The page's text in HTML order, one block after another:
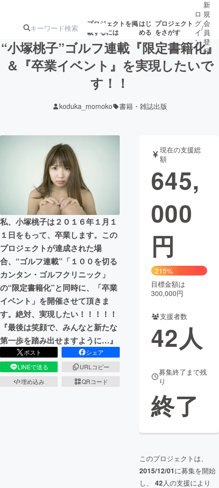
プロジェクトを掲
載するには
はじ
める
プロジェクト
をさがす
注目の新着プロ
ジェクト
募集終了が近いプ
テクノロジー・ガジェット
映像・映画 書籍・雑誌
ビジネス・起業 チャレンジ
まちづくり・地域活性化
CAMPFIRE for Social Good
CAMPFIRE Creation
CAMPFIREふるさと納税machi-ya コミュニティ
ロ
グ
イ
ン
/
新
規
会
員
登
録
“小塚桃子”ゴルフ連載『限定書籍化』
＆『卒業イベント』を実現したいで
す！！
koduka_momoko 書籍・雑誌出版
私、小塚桃子は２０１６年１月１
１日をもって、卒業します。この
プロジェクトが達成された場
合、“ゴルフ連載”「１００を切る
カンタン・ゴルフクリニック」
の“限定書籍化”と同時に、「卒業
イベント」を開催させて頂きま
す。絶対、実現したい！！！！！
『最後は笑顔で、みんなと新たな
第一歩を踏み出せますように…』
ポスト
シェア
LINEで送る
URLコピー
埋め込み
QRコード
現在の支援総
額
645,
000
円
215%
目標金額は
300,000円
支援者数
42人
募集終了まで残
り
終了
このプロジェクトは、
2015/12/01に募集を開始
し、 42人の支援により